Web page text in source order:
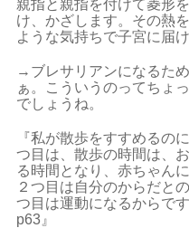
親指と親指を付けて菱形
け、かざします。その熱
ような気持ちで子宮に届
→ブレサリアンになるた
ぁ。こういうのってちょ
でしょうね。
『私が散歩をすすめるの
つ目は、散歩の時間は、
る時間となり、赤ちゃん
２つ目は自分のからだと
つ目は運動になるからで
p63』